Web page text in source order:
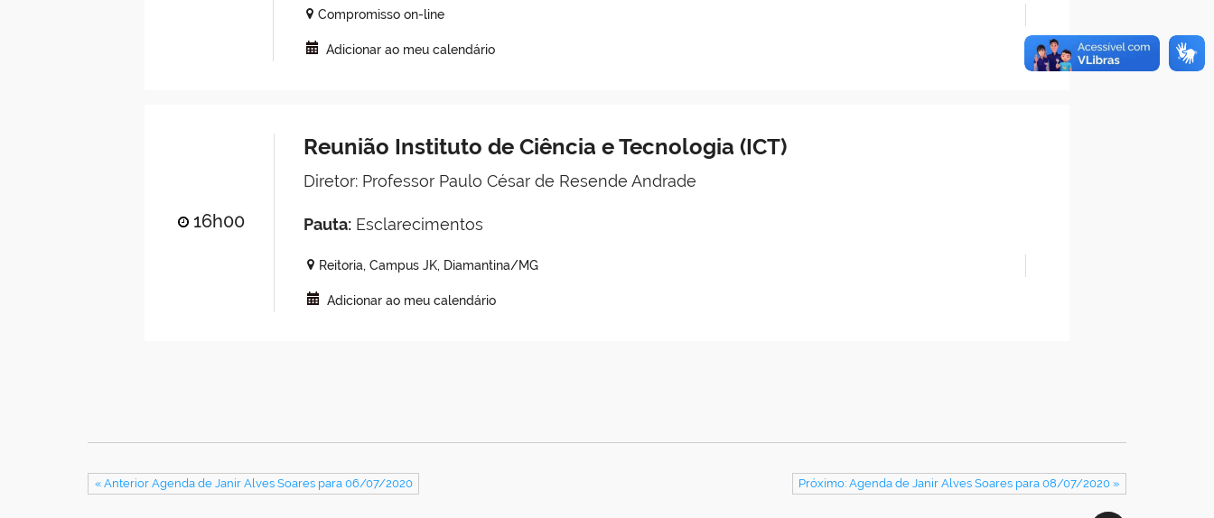
Compromisso on-line
Adicionar ao meu calendário
16h00
Reunião Instituto de Ciência e Tecnologia (ICT)
Diretor: Professor Paulo César de Resende Andrade
Pauta:Esclarecimentos
Reitoria, Campus JK, Diamantina/MG
Adicionar ao meu calendário
« Anterior Agenda de Janir Alves Soares para 06/07/2020 Próximo: Agenda de Janir Alves Soares para 08/07/2020 »